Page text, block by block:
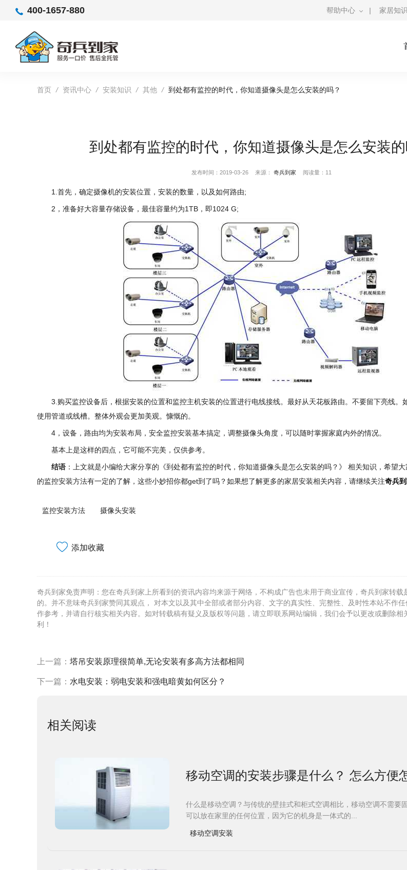
400-1657-880 帮助中心 | 家居知识
首页 / 资讯中心 / 安装知识 / 其他 / 到处都有监控的时代，你知道摄像头是怎么安装的吗？
到处都有监控的时代，你知道摄像头是怎么安装的
发布时间：2019-03-26 来源： 奇兵到家 阅读量：11
1.首先，确定摄像机的安装位置，安装的数量，以及如何路由;
2，准备好大容量存储设备，最佳容量约为1TB，即1024 G;
3.购买监控设备后，根据安装的位置和监控主机安装的位置进行电线接线。最好从天花板路由。不要留下亮线。
使用管道或线槽。整体外观会更加美观。慷慨的。
4，设备，路由均为安装布局，安全监控安装基本搞定，调整摄像头角度，可以随时掌握家庭内外的情况。
基本上是这样的四点，它可能不完美，仅供参考。
结语 ：上文就是小编给大家分享的《到处都有监控的时代，你知道摄像头是怎么安装的吗？》 相关知识，希望
的监控安装方法有一定的了解，这些小妙招你都get到了吗？如果想了解更多的家居安装相关内容，请继续关注奇兵
监控安装方法 摄像头安装
添加收藏
奇兵到家免责声明：您在奇兵到家上所看到的资讯内容均来源于网络，不构成广告也未用于商业宣传，奇兵到家转载
的。并不意味奇兵到家赞同其观点， 对本文以及其中全部或者部分内容、文字的真实性、完整性、及时性本站不作
作参考，并请自行核实相关内容。如对转载稿有疑义及版权等问题，请立即联系网站编辑，我们会予以更改或删除相
利！
上一篇： 塔吊安装原理很简单,无论安装有多高方法都相同
下一篇： 水电安装：弱电安装和强电暗黄如何区分？
相关阅读
移动空调的安装步骤是什么？ 怎么方便
什么是移动空调？与传统的壁挂式和柜式空调相比，移动空调不需要
可以放在家里的任何位置，因为它的机身是一体式的...
移动空调安装